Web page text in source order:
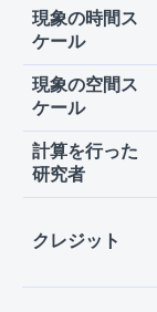
現象の時間ス
ケール
現象の空間ス
ケール
計算を行った
研究者
クレジット